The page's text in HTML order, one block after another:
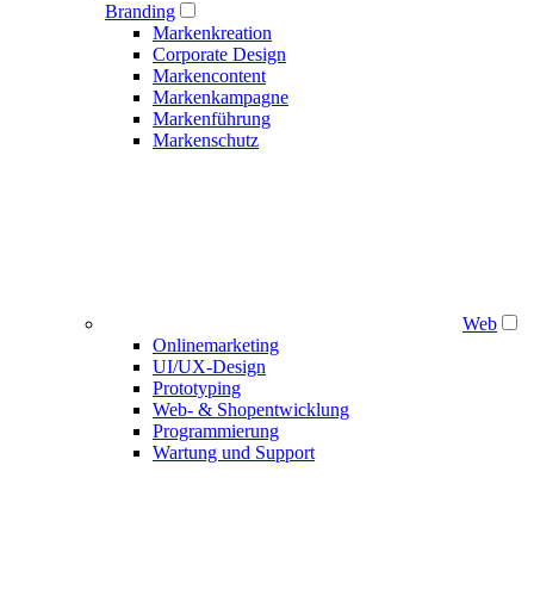
Branding
Markenkreation
Corporate Design
Markencontent
Markenkampagne
Markenführung
Markenschutz
Web
Onlinemarketing
UI/UX-Design
Prototyping
Web- & Shopentwicklung
Programmierung
Wartung und Support